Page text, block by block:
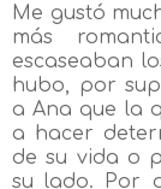
Me gustó
más
escaseaban
hubo, por
a Ana que la
a hacer
de su vida o
su lado. Por